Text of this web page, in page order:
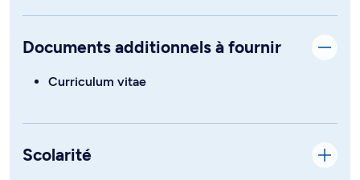
Documents additionnels à fournir
Curriculum vitae
Scolarité